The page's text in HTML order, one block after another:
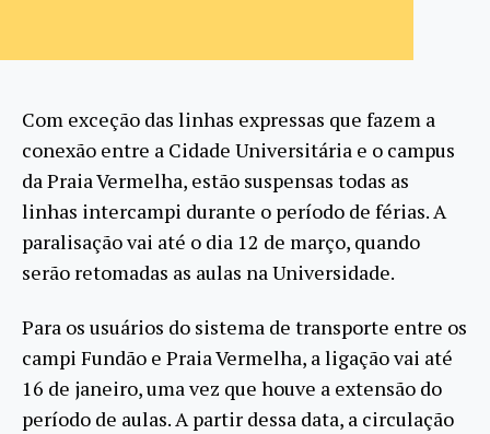
Com exceção das linhas expressas que fazem a
conexão entre a Cidade Universitária e o campus
da Praia Vermelha, estão suspensas todas as
linhas intercampi durante o período de férias. A
paralisação vai até o dia 12 de março, quando
serão retomadas as aulas na Universidade.
Para os usuários do sistema de transporte entre os
campi Fundão e Praia Vermelha, a ligação vai até
16 de janeiro, uma vez que houve a extensão do
período de aulas. A partir dessa data, a circulação